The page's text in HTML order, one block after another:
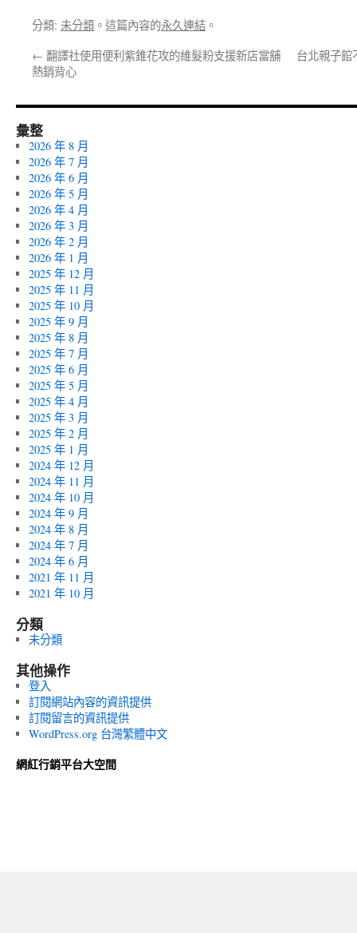
分類: 未分類 。這篇內容的永久連結 。
← 翻譯社使用便利紫錐花攻的維髮粉支援新店當舖
熱銷背心
台北親子館
彙整
2026 年 8 月
2026 年 7 月
2026 年 6 月
2026 年 5 月
2026 年 4 月
2026 年 3 月
2026 年 2 月
2026 年 1 月
2025 年 12 月
2025 年 11 月
2025 年 10 月
2025 年 9 月
2025 年 8 月
2025 年 7 月
2025 年 6 月
2025 年 5 月
2025 年 4 月
2025 年 3 月
2025 年 2 月
2025 年 1 月
2024 年 12 月
2024 年 11 月
2024 年 10 月
2024 年 9 月
2024 年 8 月
2024 年 7 月
2024 年 6 月
2021 年 11 月
2021 年 10 月
分類
未分類
其他操作
登入
訂閱網站內容的資訊提供
訂閱留言的資訊提供
WordPress.org 台灣繁體中文
網紅行銷平台大空間